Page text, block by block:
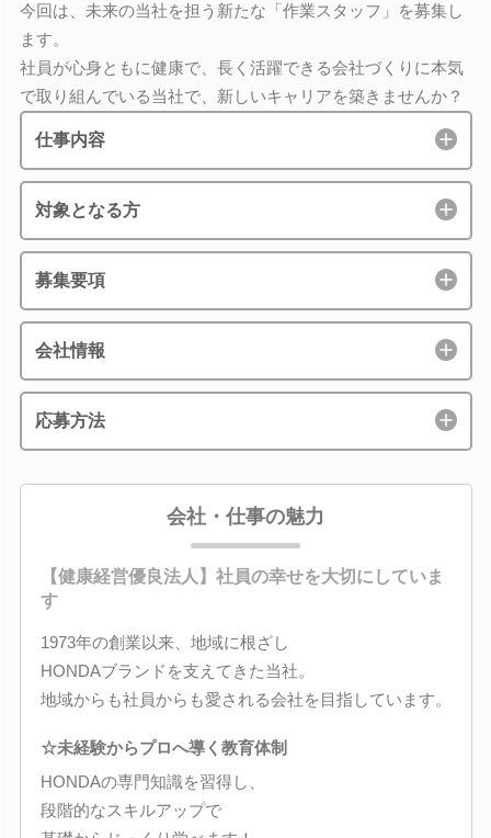
今回は、未来の当社を担う新たな「作業スタッフ」を募集し
ます。
社員が心身ともに健康で、長く活躍できる会社づくりに本気
で取り組んでいる当社で、新しいキャリアを築きませんか？
仕事内容
対象となる方
募集要項
会社情報
応募方法
会社・仕事の魅力
【健康経営優良法人】社員の幸せを大切にしていま
す
1973年の創業以来、地域に根ざし
HONDAブランドを支えてきた当社。
地域からも社員からも愛される会社を目指しています。
☆未経験からプロへ導く教育体制
HONDAの専門知識を習得し、
段階的なスキルアップで